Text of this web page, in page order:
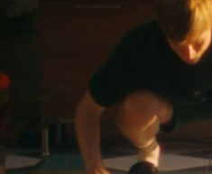
FAQ™ Pure Beauty-
issa™ Teeth Whitening
Deutsch
Italiano
简体中文